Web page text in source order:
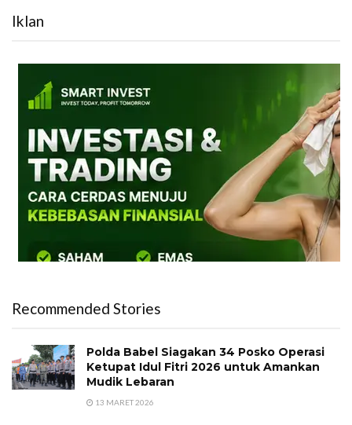
Iklan
Recommended Stories
Polda Babel Siagakan 34 Posko Operasi
Ketupat Idul Fitri 2026 untuk Amankan
Mudik Lebaran
13 MARET 2026